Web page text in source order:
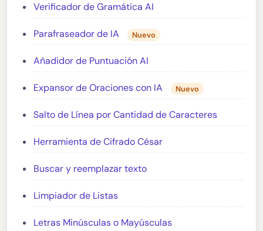
Verificador de Gramática AI
Parafraseador de IA Nuevo
Añadidor de Puntuación AI
Expansor de Oraciones con IA Nuevo
Salto de Línea por Cantidad de Caracteres
Herramienta de Cifrado César
Buscar y reemplazar texto
Limpiador de Listas
Letras Minúsculas o Mayúsculas